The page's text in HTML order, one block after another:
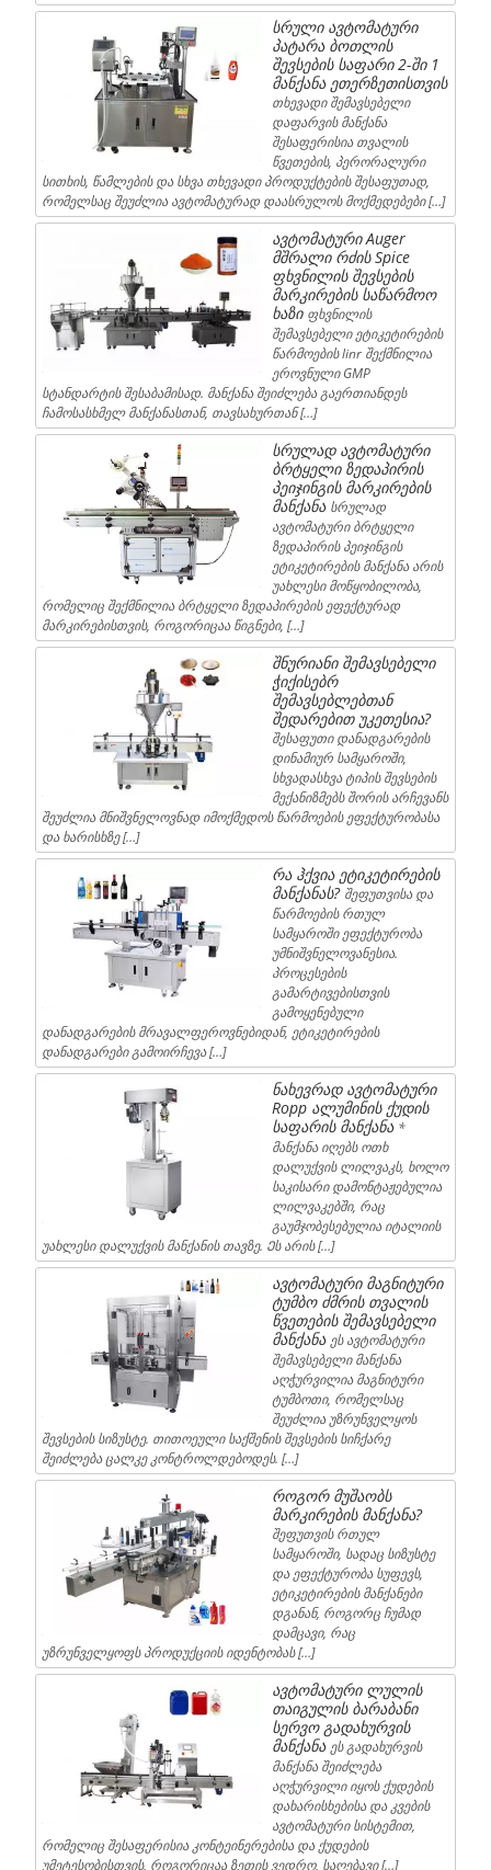
სრული ავტომატური
პატარა ბოთლის
შევსების საფარი 2-ში 1
მანქანა ეთერზეთისთვის
თხევადი შემავსებელი
დაფარვის მანქანა
შესაფერისია თვალის
წვეთების, პერორალური
სითხის, წამლების და სხვა თხევადი პროდუქტების შესაფუთად,
რომელსაც შეუძლია ავტომატურად დაასრულოს მოქმედებები […]
ავტომატური Auger
მშრალი რძის Spice
ფხვნილის შევსების
მარკირების საწარმოო
ხაზი ფხვნილის
შემავსებელი ეტიკეტირების
წარმოების linr შექმნილია
ეროვნული GMP
სტანდარტის შესაბამისად. მანქანა შეიძლება გაერთიანდეს
ჩამოსასხმელ მანქანასთან, თავსახურთან […]
სრულად ავტომატური
ბრტყელი ზედაპირის
პეიჯინგის მარკირების
მანქანა სრულად
ავტომატური ბრტყელი
ზედაპირის პეიჯინგის
ეტიკეტირების მანქანა არის
უახლესი მოწყობილობა,
რომელიც შექმნილია ბრტყელი ზედაპირების ეფექტურად
მარკირებისთვის, როგორიცაა წიგნები, […]
შნურიანი შემავსებელი
ჭიქისებრ
შემავსებლებთან
შედარებით უკეთესია?
შესაფუთი დანადგარების
დინამიურ სამყაროში,
სხვადასხვა ტიპის შევსების
მექანიზმებს შორის არჩევანს
შეუძლია მნიშვნელოვნად იმოქმედოს წარმოების ეფექტურობასა
და ხარისხზე […]
რა ჰქვია ეტიკეტირების
მანქანას? შეფუთვისა და
წარმოების რთულ
სამყაროში ეფექტურობა
უმნიშვნელოვანესია.
პროცესების
გამარტივებისთვის
გამოყენებული
დანადგარების მრავალფეროვნებიდან, ეტიკეტირების
დანადგარები გამოირჩევა […]
ნახევრად ავტომატური
Ropp ალუმინის ქუდის
საფარის მანქანა *
მანქანა იღებს ოთხ
დალუქვის ლილვაკს, ხოლო
საკისარი დამონტაჟებულია
ლილვაკებში, რაც
გაუმჯობესებულია იტალიის
უახლესი დალუქვის მანქანის თავზე. Ეს არის […]
ავტომატური მაგნიტური
ტუმბო ძმრის თვალის
წვეთების შემავსებელი
მანქანა ეს ავტომატური
შემავსებელი მანქანა
აღჭურვილია მაგნიტური
ტუმბოთი, რომელსაც
შეუძლია უზრუნველყოს
შევსების სიზუსტე. თითოეული საქშენის შევსების სიჩქარე
შეიძლება ცალკე კონტროლდებოდეს. […]
როგორ მუშაობს
მარკირების მანქანა?
შეფუთვის რთულ
სამყაროში, სადაც სიზუსტე
და ეფექტურობა სუფევს,
ეტიკეტირების მანქანები
დგანან, როგორც ჩუმად
დამცავი, რაც
უზრუნველყოფს პროდუქციის იდენტობას […]
ავტომატური ლულის
თაიგულის ბარაბანი
სერვო გადახურვის
მანქანა ეს გადახურვის
მანქანა შეიძლება
აღჭურვილი იყოს ქუდების
დახარისხებისა და კვების
ავტომატური სისტემით,
რომელიც შესაფერისია კონტეინერებისა და ქუდების
უმეტესობისთვის, როგორიცაა ზეთის ვედრო, საღებავი […]